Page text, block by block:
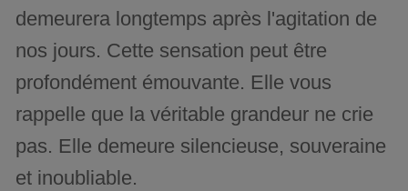
demeurera longtemps après l'agitation de
nos jours. Cette sensation peut être
profondément émouvante. Elle vous
rappelle que la véritable grandeur ne crie
pas. Elle demeure silencieuse, souveraine
et inoubliable.